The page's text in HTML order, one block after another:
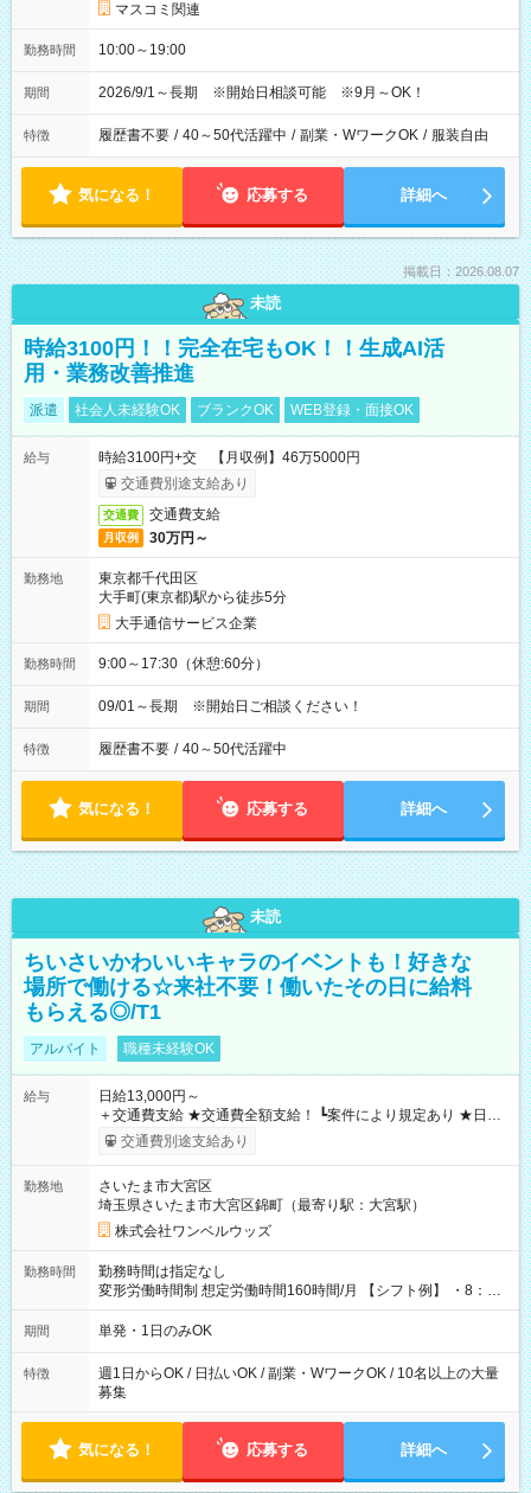
マスコミ関連
勤務時間 10:00～19:00
期間 2026/9/1～長期 ※開始日相談可能 ※9月～OK！
特徴 履歴書不要 / 40～50代活躍中 / 副業・WワークOK / 服装自由
気になる！ 応募する 詳細へ
掲載日：2026.08.07
未読
時給3100円！！完全在宅もOK！！生成AI活
用・業務改善推進
派遣 社会人未経験OK ブランクOK WEB登録・面接OK
給与
時給3100円+交 【月収例】46万5000円
交通費別途支給あり
交通費 交通費支給
月収例 30万円～
勤務地
東京都千代田区
大手町(東京都)駅から徒歩5分
大手通信サービス企業
勤務時間 9:00～17:30（休憩:60分）
期間 09/01～長期 ※開始日ご相談ください！
特徴 履歴書不要 / 40～50代活躍中
気になる！ 応募する 詳細へ
未読
ちいさいかわいいキャラのイベントも！好きな
場所で働ける☆来社不要！働いたその日に給料
もらえる◎/T1
アルバイト 職種未経験OK
給与
日給13,000円～
＋交通費支給 ★交通費全額支給！ ┗案件により規定あり ★日払
いOK！（規定あり） ┗働いたその日に現金GET♪ お仕事後はコ
ンビニATMから 日払い分を引き落とせます！ 【試用期間】試
交通費別途支給あり
勤務地
さいたま市大宮区
埼玉県さいたま市大宮区錦町（最寄り駅：大宮駅）
株式会社ワンベルウッズ
勤務時間
勤務時間は指定なし
変形労働時間制 想定労働時間160時間/月 【シフト例】 ・8：00
～21：00
期間 単発・1日のみOK
特徴
週1日からOK / 日払いOK / 副業・WワークOK / 10名以上の大量
募集
気になる！ 応募する 詳細へ